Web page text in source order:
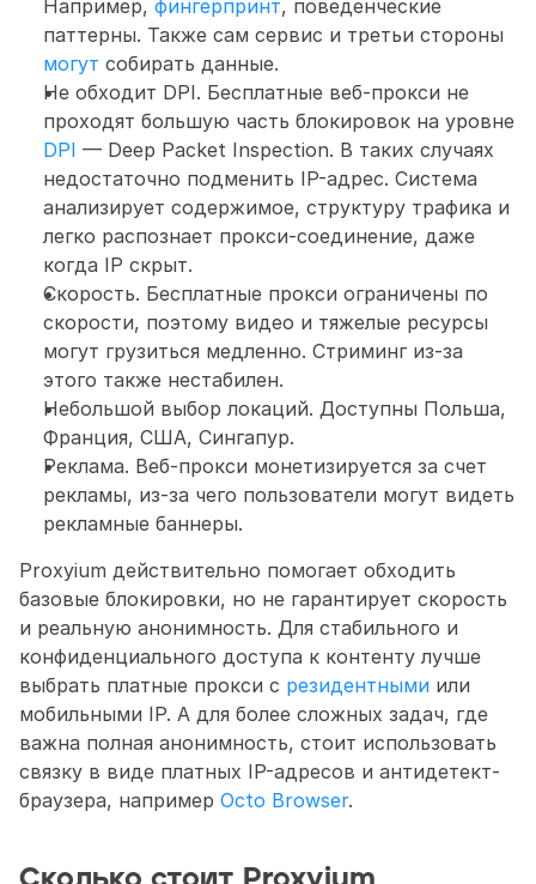
Например, фингерпринт, поведенческие
могут собирать данные.
Не обходит DPI. Бесплатные веб-прокси не
DPI — Deep Packet Inspection. В таких случаях
недостаточно подменить IP-адрес. Система
анализирует содержимое, структуру трафика и
легко распознает прокси-соединение, даже
когда IP скрыт.
Скорость. Бесплатные прокси ограничены по
скорости, поэтому видео и тяжелые ресурсы
могут грузиться медленно. Стриминг из-за
этого также нестабилен.
Небольшой выбор локаций. Доступны Польша,
Франция, США, Сингапур.
Реклама. Веб-прокси монетизируется за счет
рекламы, из-за чего пользователи могут видеть
рекламные баннеры.
Proxyium действительно помогает обходить
базовые блокировки, но не гарантирует скорость
и реальную анонимность. Для стабильного и
конфиденциального доступа к контенту лучше
выбрать платные прокси с резидентными или
мобильными IP. А для более сложных задач, где
важна полная анонимность, стоит использовать
связку в виде платных IP-адресов и антидетект-
браузера, например Octo Browser.